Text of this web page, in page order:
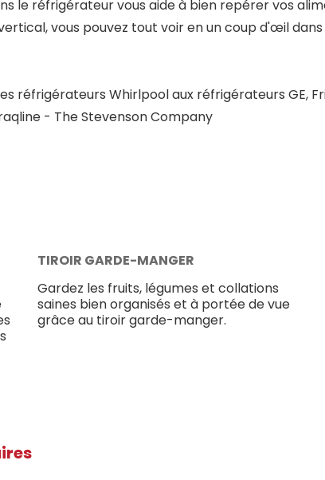
le réfrigérateur vous aide à bien repérer vos
vous pouvez tout voir en un coup d'œil
réfrigérateurs Whirlpool aux réfrigérateurs GE,
- The Stevenson Company
TIROIR GARDE-MANGER
Gardez les fruits, légumes et collations
saines bien organisés et à portée de vue
grâce au tiroir garde-manger.